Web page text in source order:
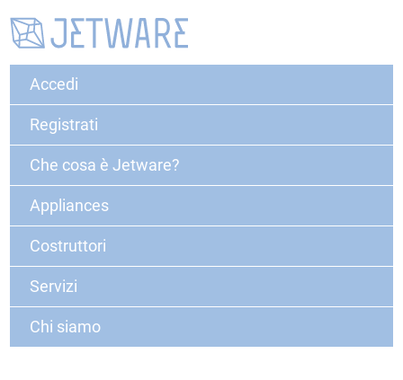
Accedi
Registrati
Che cosa è Jetware?
Appliances
Costruttori
Servizi
Chi siamo